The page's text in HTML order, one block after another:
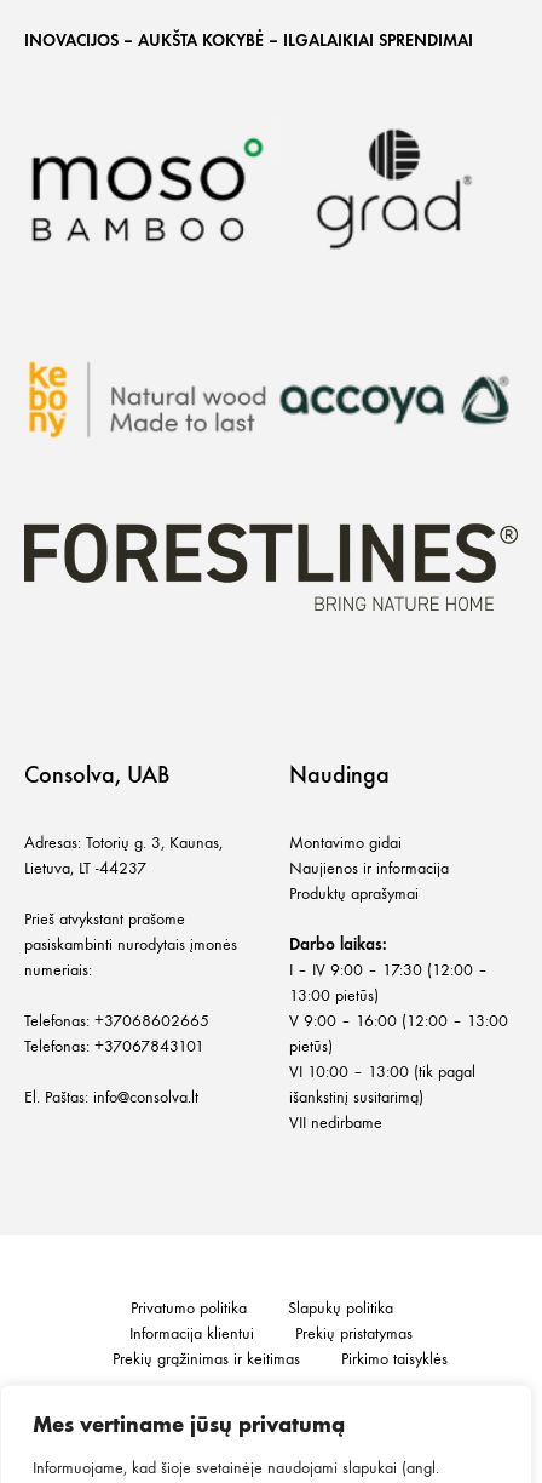
Mes vertiname jūsų privatumą
Informuojame, kad šioje svetainėje naudojami slapukai (angl.
INOVACIJOS – AUKŠTA KOKYBĖ – ILGALAIKIAI SPRENDIMAI
Consolva, UAB
Adresas: Totorių g. 3, Kaunas,
Lietuva, LT -44237
Prieš atvykstant prašome
pasiskambinti nurodytais įmonės
numeriais:
Telefonas: +37068602665
Telefonas: +37067843101
El. Paštas: info@consolva.lt
Naudinga
Montavimo gidai
Naujienos ir informacija
Produktų aprašymai
Darbo laikas:
I – IV 9:00 – 17:30 (12:00 –
13:00 pietūs)
V 9:00 – 16:00 (12:00 – 13:00
pietūs)
VI 10:00 – 13:00 (tik pagal
išankstinį susitarimą)
VII nedirbame
©2026 MINGO.Visos teisės saugomos.
Privatumo politika
Slapukų politika
Informacija klientui
Prekių pristatymas
Prekių grąžinimas ir keitimas
Pirkimo taisyklės